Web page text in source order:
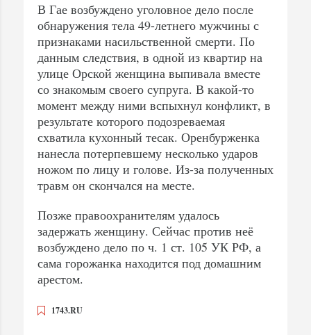
В Гае возбуждено уголовное дело после
обнаружения тела 49-летнего мужчины с
признаками насильственной смерти. По
данным следствия, в одной из квартир на
улице Орской женщина выпивала вместе
со знакомым своего супруга. В какой-то
момент между ними вспыхнул конфликт, в
результате которого подозреваемая
схватила кухонный тесак. Оренбурженка
нанесла потерпевшему несколько ударов
ножом по лицу и голове. Из-за полученных
травм он скончался на месте.
Позже правоохранителям удалось
задержать женщину. Сейчас против неё
возбуждено дело по ч. 1 ст. 105 УК РФ, а
сама горожанка находится под домашним
арестом.
1743.RU